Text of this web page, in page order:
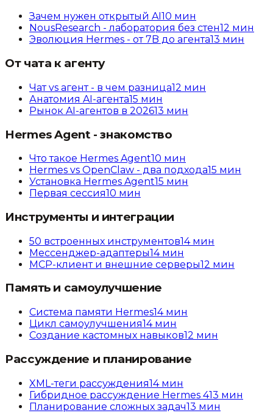
Зачем нужен открытый AI 10 мин
NousResearch - лаборатория без стен12 мин
Эволюция Hermes - от 7B до агента13 мин
От чата к агенту
Чат vs агент - в чем разница12 мин
Анатомия AI-агента15 мин
Рынок AI-агентов в 202613 мин
Hermes Agent - знакомство
Что такое Hermes Agent10 мин
Hermes vs OpenClaw - два подхода15 мин
Установка Hermes Agent15 мин
Первая сессия10 мин
Инструменты и интеграции
50 встроенных инструментов14мин
Мессенджер-адаптеры14мин
MCP-клиент и внешние серверы12 мин
Память и самоулучшение
Система памяти Hermes14мин
Цикл самоулучшения14мин
Создание кастомных навыков12 мин
Рассуждение и планирование
XML-теги рассуждения14мин
Гибридное рассуждение Hermes 413 мин
Планирование сложных задач13 мин